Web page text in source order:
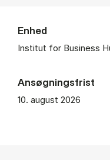
Enhed
Institut for Business
Ansøgningsfrist
10. august 2026